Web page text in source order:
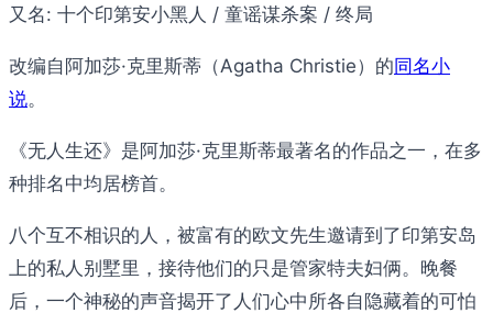
又名: 十个印第安小黑人 / 童谣谋杀案 / 终局
改编自阿加莎·克里斯蒂（Agatha Christie）的同名小
说。
《无人生还》是阿加莎·克里斯蒂最著名的作品之一，在多
种排名中均居榜首。
八个互不相识的人，被富有的欧文先生邀请到了印第安岛
上的私人别墅里，接待他们的只是管家特夫妇俩。晚餐
后，一个神秘的声音揭开了人们心中所各自隐藏着的可怕